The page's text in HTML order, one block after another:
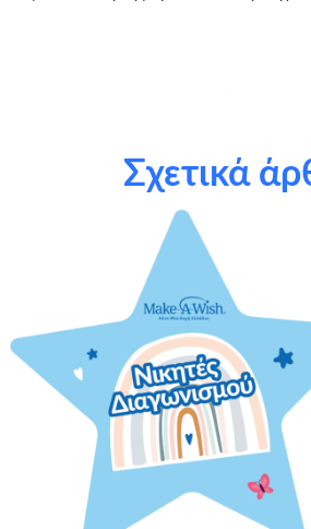
Αστέρι της Ευχής και με την
την παρούσα
Ευχαριστούμε θερμά τους
MyIkona, Craftbox, Grand
Σχετικά